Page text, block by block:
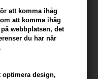
att komma ihåg
att komma ihåg
webbplatsen, det
du har när
optimera design,
247Price